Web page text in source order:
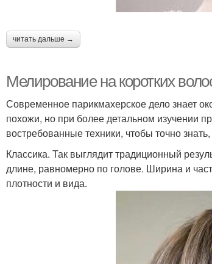
читать дальше →
Мелирование на коротких
Современное парикмахерское дело знает
похожи, но при более детальном изучении
востребованные техники, чтобы точно
Классика. Так выглядит традиционный
длине, равномерно по голове. Ширина и
плотности и вида.